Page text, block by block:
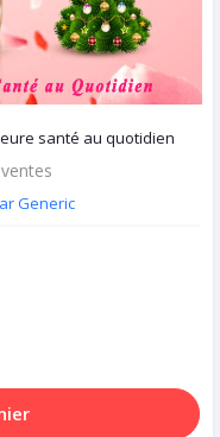
santé au quotidien
Generic